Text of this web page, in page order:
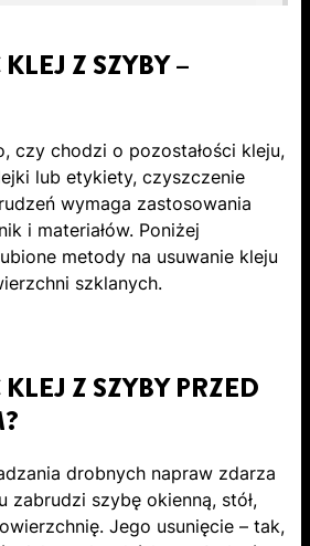
Z SZYBY –
czy chodzi o pozostałości kleju,
lub etykiety, czyszczenie
wymaga zastosowania
i materiałów. Poniżej
metody na usuwanie kleju
szklanych.
Z SZYBY PRZED
drobnych napraw zdarza
zabrudzi szybę okienną, stół,
Jego usunięcie – tak,